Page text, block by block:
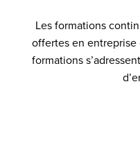
Les formations
offertes en
formations